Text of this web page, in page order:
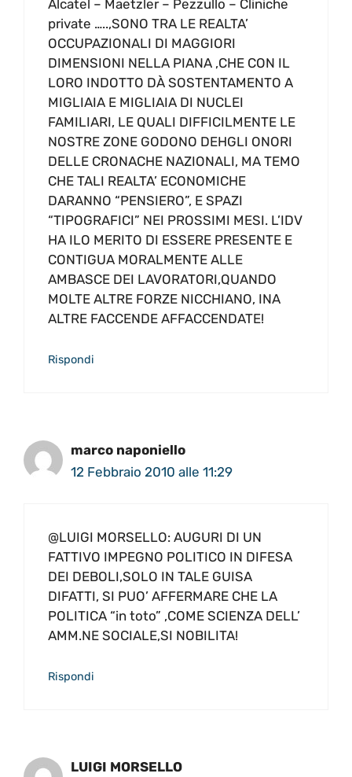
Alcatel – Maetzler – Pezzullo – Cliniche
private …..,SONO TRA LE REALTA’
OCCUPAZIONALI DI MAGGIORI
DIMENSIONI NELLA PIANA ,CHE CON IL
LORO INDOTTO DÀ SOSTENTAMENTO A
MIGLIAIA E MIGLIAIA DI NUCLEI
FAMILIARI, LE QUALI DIFFICILMENTE LE
NOSTRE ZONE GODONO DEHGLI ONORI
DELLE CRONACHE NAZIONALI, MA TEMO
CHE TALI REALTA’ ECONOMICHE
DARANNO “PENSIERO”, E SPAZI
“TIPOGRAFICI” NEI PROSSIMI MESI. L’IDV
HA ILO MERITO DI ESSERE PRESENTE E
CONTIGUA MORALMENTE ALLE
AMBASCE DEI LAVORATORI,QUANDO
MOLTE ALTRE FORZE NICCHIANO, INA
ALTRE FACCENDE AFFACCENDATE!
Rispondi
marco naponiello
12 Febbraio 2010 alle 11:29
@LUIGI MORSELLO: AUGURI DI UN
FATTIVO IMPEGNO POLITICO IN DIFESA
DEI DEBOLI,SOLO IN TALE GUISA
DIFATTI, SI PUO’ AFFERMARE CHE LA
POLITICA “in toto” ,COME SCIENZA DELL’
AMM.NE SOCIALE,SI NOBILITA!
Rispondi
LUIGI MORSELLO